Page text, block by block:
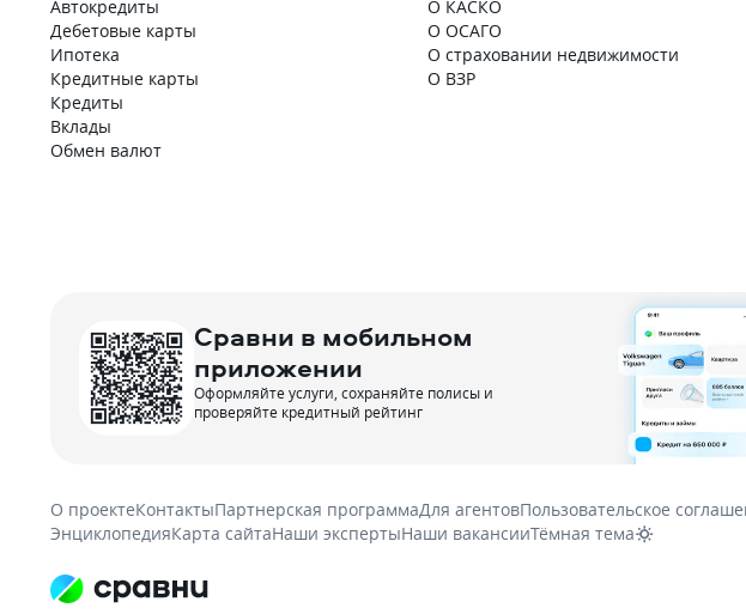
Автокредиты
Дебетовые карты
Ипотека
Кредитные карты
Кредиты
Вклады
Обмен валют
О КАСКО
О ОСАГО
О страховании недвижимости
О ВЗР
Сравни в мобильном
приложении
Оформляйте услуги, сохраняйте полисы и
проверяйте кредитный рейтинг
О проектеКонтактыПартнерская программаДля агентовПользовательское
ЭнциклопедияКарта сайтаНаши экспертыНаши вакансииТёмная тема